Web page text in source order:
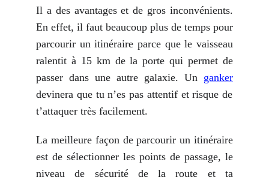
Il a des avantages et de gros inconvénients.
En effet, il faut beaucoup plus de temps pour
parcourir un itinéraire parce que le vaisseau
ralentit à 15 km de la porte qui permet de
passer dans une autre galaxie. Un ganker
devinera que tu n’es pas attentif et risque de
t’attaquer très facilement.
La meilleure façon de parcourir un itinéraire
est de sélectionner les points de passage, le
niveau de sécurité de la route et ta